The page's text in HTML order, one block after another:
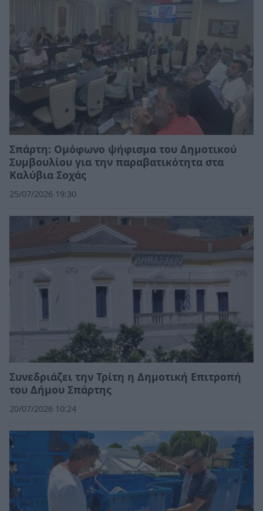
Σπάρτη: Ομόφωνο ψήφισμα του Δημοτικού
Συμβουλίου για την παραβατικότητα στα
Καλύβια Σοχάς
25/07/2026 19:30
Συνεδριάζει την Τρίτη η Δημοτική Επιτροπή
του Δήμου Σπάρτης
20/07/2026 10:24